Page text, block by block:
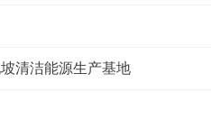
清洁能源生产基地